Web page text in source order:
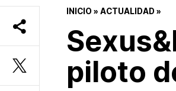
INICIO » ACTUALIDAD »
piloto